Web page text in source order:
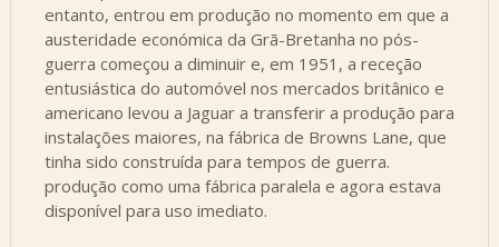
entanto, entrou em produção no momento em que a
austeridade económica da Grã-Bretanha no pós-
guerra começou a diminuir e, em 1951, a receção
entusiástica do automóvel nos mercados britânico e
americano levou a Jaguar a transferir a produção para
instalações maiores, na fábrica de Browns Lane, que
tinha sido construída para tempos de guerra.
produção como uma fábrica paralela e agora estava
disponível para uso imediato.